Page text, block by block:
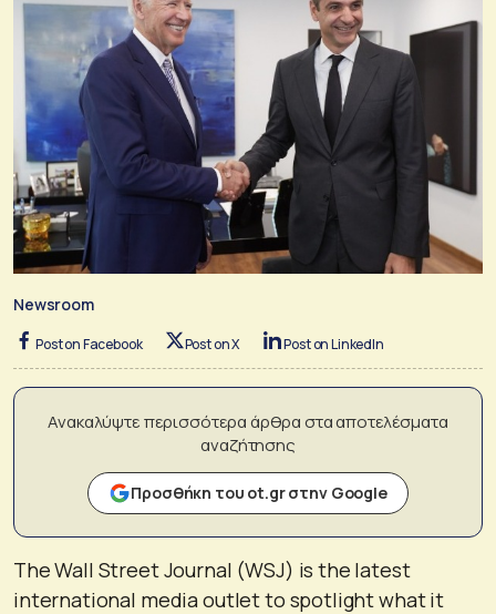
Newsroom
Post on Facebook Post on X Post on LinkedIn
Ανακαλύψτε περισσότερα άρθρα στα αποτελέσματα
αναζήτησης
Προσθήκη του ot.gr στην Google
The Wall Street Journal (WSJ) is the latest
international media outlet to spotlight what it